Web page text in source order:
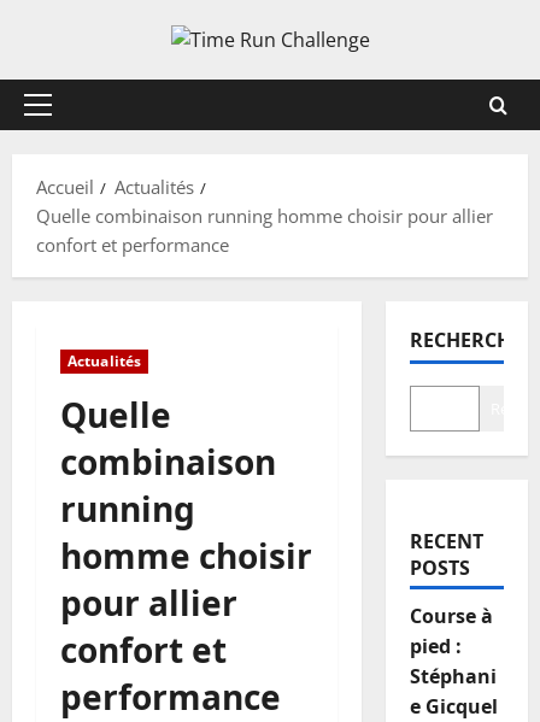
contenu
Menu
Accueil
Actualités
Quelle combinaison running homme choisir pour allier
confort et performance
Actualités
Quelle
combinaison
running
homme choisir
pour allier
confort et
performance
RECHERCHER
RECENT
POSTS
Course à
pied :
Stéphani
e Gicquel